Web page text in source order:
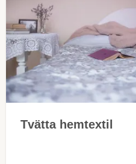
Tvätta hemtextil